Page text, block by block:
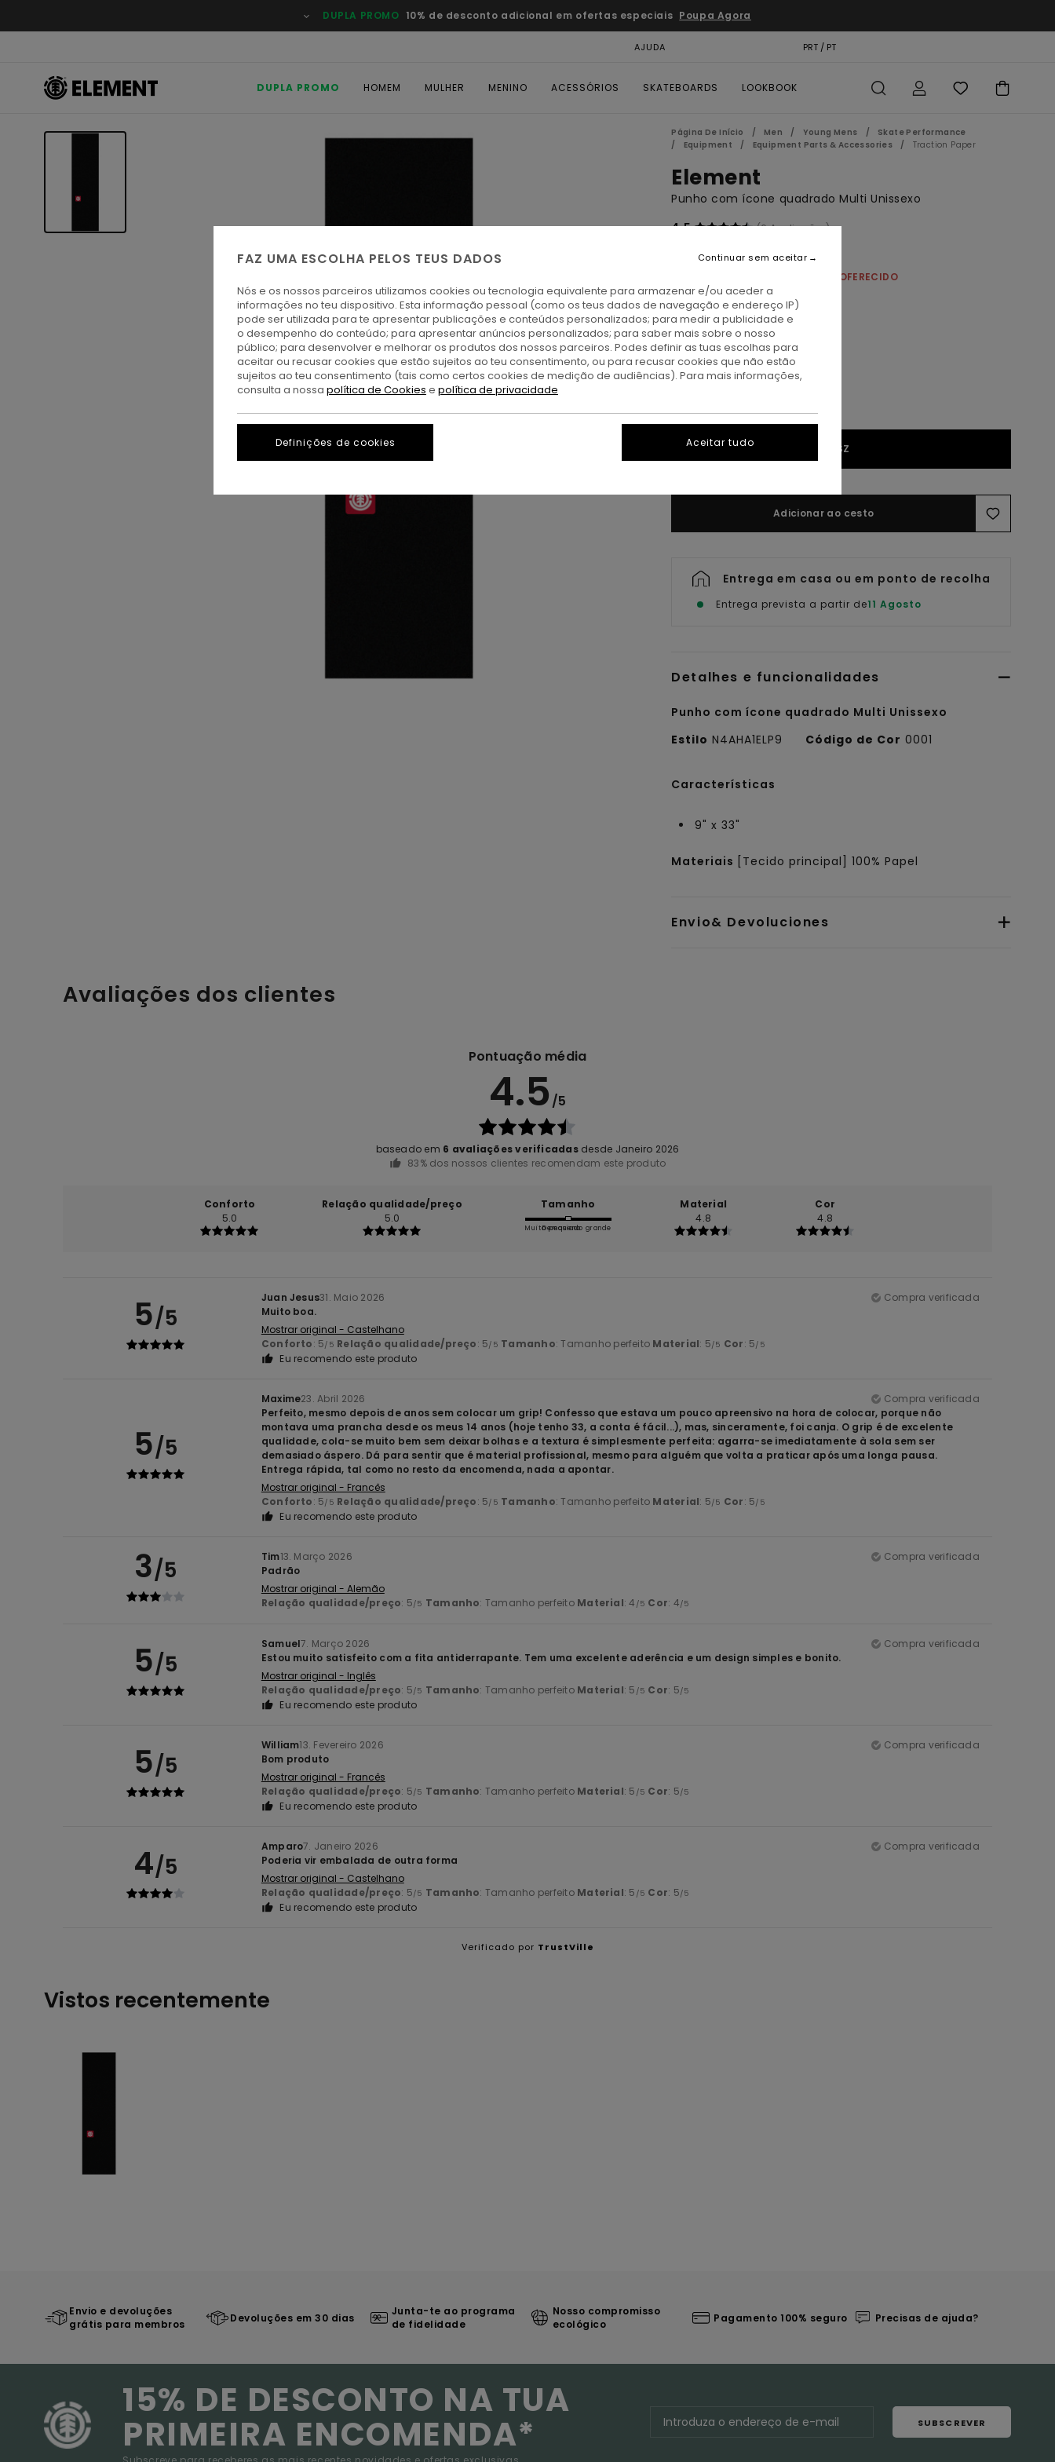
a
DUPLA PROMO 10% de desconto adicional em ofertas especiais Poupa Agora
AJUDA PRT / PT
DUPLA PROMO HOMEM MULHER MENINO ACESSÓRIOS SKATEBOARDS LOOKBOOK
Página De Início Men Young Mens
Skate Performance
Equipment
Equipment Parts & Accessories Traction Paper
Element
Punho com ícone quadrado Multi Unissexo
4.5
(6 Avaliações)
€ 10,50
1 PRANCHA DE SKATE = 1 PUNHO OFERECIDO
CorAssorted
1SZ
Adicionar ao cesto
Entrega em casa ou em ponto de recolha
Entrega prevista a partir de11 Agosto
Detalhes e funcionalidades
Punho com ícone quadrado Multi Unissexo
Estilo N4AHA1ELP9 Código de Cor 0001
Características
9" x 33"
Materiais [Tecido principal] 100% Papel
Envio& Devoluciones
Avaliações dos clientes
Pontuação média
4.5 /5
baseado em 6 avaliações verificadasdesde Janeiro 2026
83% dos nossos clientes recomendam este produto
Conforto
5.0
Relação qualidade/preço
5.0
Tamanho
Muito pequeno
Demasiado grande
Material
4.8
Cor
4.8
5/5
Juan Jesus31. Maio 2026
Compra verificada
Muito boa.
Mostrar original - Castelhano
Conforto: 5/5 Relação qualidade/preço: 5/5 Tamanho: Tamanho perfeito Material: 5/5 Cor: 5/5
Eu recomendo este produto
5/5
Maxime23. Abril 2026
Compra verificada
Perfeito, mesmo depois de anos sem colocar um grip! Confesso que estava um pouco apreensivo na hora de colocar, porque não
montava uma prancha desde os meus 14 anos (hoje tenho 33, a conta é fácil...), mas, sinceramente, foi canja. O grip é de excelente
qualidade, cola-se muito bem sem deixar bolhas e a textura é simplesmente perfeita: agarra-se imediatamente à sola sem ser
demasiado áspero. Dá para sentir que é material profissional, mesmo para alguém que volta a praticar após uma longa pausa.
Entrega rápida, tal como no resto da encomenda, nada a apontar.
Mostrar original - Francês
Conforto: 5/5 Relação qualidade/preço: 5/5 Tamanho: Tamanho perfeito Material: 5/5 Cor: 5/5
Eu recomendo este produto
3/5 Tim13. Março 2026
Compra verificada
Padrão
Mostrar original - Alemão
Relação qualidade/preço: 5/5 Tamanho: Tamanho perfeito Material: 4 /5 Cor: 4/5
5/5
Samuel7. Março 2026
Compra verificada
Estou muito satisfeito com a fita antiderrapante. Tem uma excelente aderência e um design simples e bonito.
Mostrar original - Inglês
Relação qualidade/preço: 5/5 Tamanho: Tamanho perfeito Material: 5 /5 Cor: 5/5
Eu recomendo este produto
5/5
William13. Fevereiro 2026
Compra verificada
Bom produto
Mostrar original - Francês
Relação qualidade/preço: 5/5 Tamanho: Tamanho perfeito Material: 5 /5 Cor: 5/5
Eu recomendo este produto
4/5
Amparo7. Janeiro 2026
Compra verificada
Poderia vir embalada de outra forma
Mostrar original - Castelhano
Relação qualidade/preço: 5/5 Tamanho: Tamanho perfeito Material: 5 /5 Cor: 5/5
Eu recomendo este produto
Verificado por TrustVille
Vistos recentemente
Envio e devoluções
grátis para membros
Devoluções em 30 dias
Junta-te ao programa
de fidelidade
Nosso compromisso
ecológico
Pagamento 100% seguro Precisas de ajuda?
15% DE DESCONTO NA TUA
PRIMEIRA ENCOMENDA* SUBSCREVER
FAZ UMA ESCOLHA PELOS TEUS DADOS
Nós e os nossos parceiros utilizamos cookies ou tecnologia equivalente para armazenar e/ou aceder a
informações no teu dispositivo. Esta informação pessoal (como os teus dados de navegação e endereço IP)
pode ser utilizada para te apresentar publicações e conteúdos personalizados; para medir a publicidade e
o desempenho do conteúdo; para apresentar anúncios personalizados; para saber mais sobre o nosso
público; para desenvolver e melhorar os produtos dos nossos parceiros. Podes definir as tuas escolhas para
aceitar ou recusar cookies que estão sujeitos ao teu consentimento, ou para recusar cookies que não estão
sujeitos ao teu consentimento (tais como certos cookies de medição de audiências). Para mais informações,
consulta a nossa política de Cookies e política de privacidade
Definições de cookies
Continuar sem aceitar
Aceitar tudo